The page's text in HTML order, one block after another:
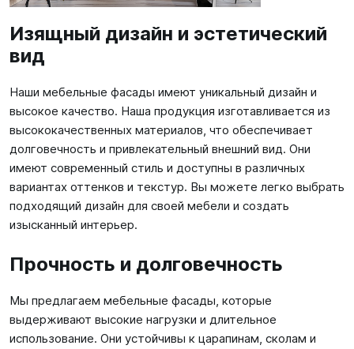
Изящный дизайн и эстетический
вид
Наши мебельные фасады имеют уникальный дизайн и
высокое качество. Наша продукция изготавливается из
высококачественных материалов, что обеспечивает
долговечность и привлекательный внешний вид. Они
имеют современный стиль и доступны в различных
вариантах оттенков и текстур. Вы можете легко выбрать
подходящий дизайн для своей мебели и создать
изысканный интерьер.
Прочность и долговечность
Мы предлагаем мебельные фасады, которые
выдерживают высокие нагрузки и длительное
использование. Они устойчивы к царапинам, сколам и